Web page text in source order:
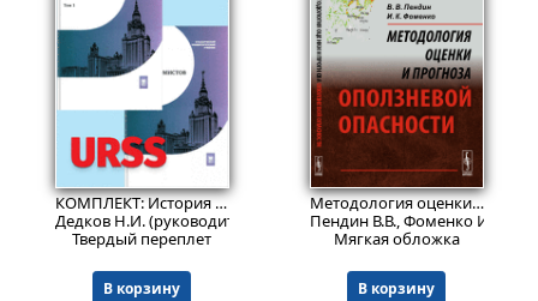
6804
КОМПЛЕКТ: История для экономистов : интегрированный учебный комплекс для студентов экономических специальностей вузов Российской Федерации. В 2 т.
Дедков Н.И. (руководитель авторского коллектива),
Твердый переплет
В корзину
1309₽
Методология оценки и прогноза оползневой опасности
Пендин В.В., Фоменко И.К.
Мягкая обложка
В корзину